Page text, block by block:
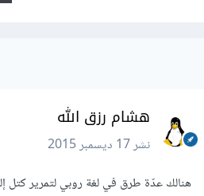
هشام رزق الله
نشر17 ديسمبر 2015
هنالك عدّة طرق في لغة روبي لتمرير كتل